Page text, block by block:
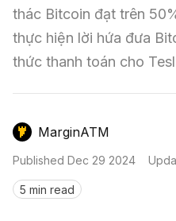
Kinh Nghiệm Đầu Tư
Sàn Giao Dịch
Mô Hình Biểu Đồ
GameFi
Sign in
thác Bitcoin đạt trên
thực hiện lời hứa đưa
thức thanh toán cho
MarginATM
Published Dec 29 2024
5 min read